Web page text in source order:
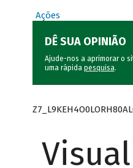
Ações
DÊ SUA OPINIÃO
Ajude-nos a aprimorar o
uma rápida pesquisa.